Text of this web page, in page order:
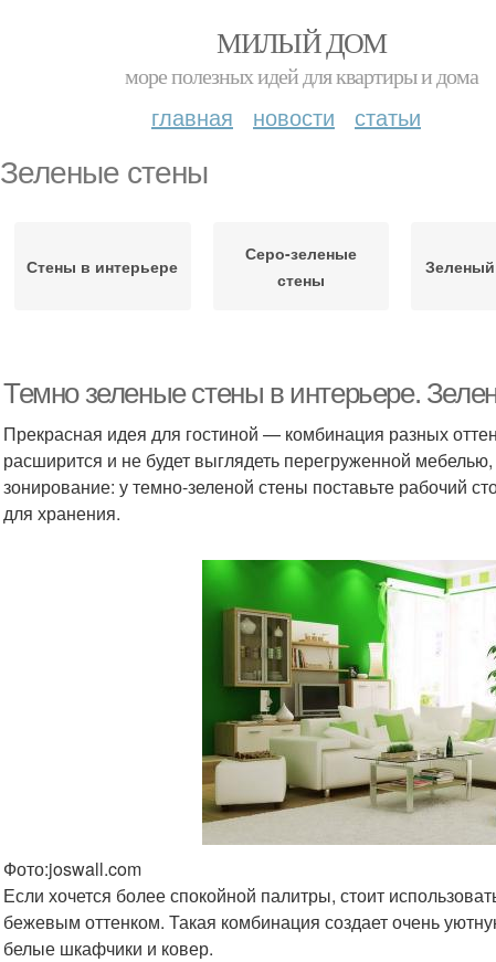
МИЛЫЙ ДОМ
море полезных идей для квартиры и дома
главная новости статьи
Зеленые стены
Стены в интерьере
Серо-зеленые
стены
Темно зеленые стены в интерьере.
Прекрасная идея для гостиной — комбинация разных
расширится и не будет выглядеть перегруженной
зонирование: у темно-зеленой стены поставьте рабочий
для хранения.
Фото:joswall.com
Если хочется более спокойной палитры, стоит
бежевым оттенком. Такая комбинация создает очень
белые шкафчики и ковер.